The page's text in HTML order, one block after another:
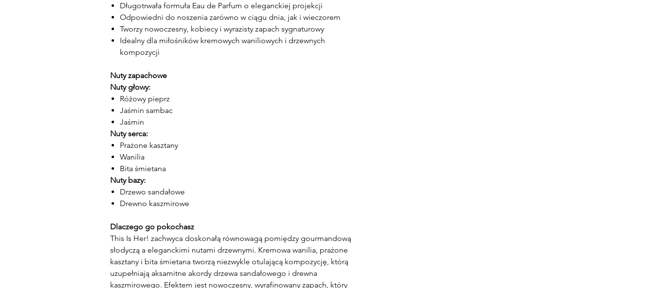
Długotrwała formuła Eau de Parfum o eleganckiej projekcji
Odpowiedni do noszenia zarówno w ciągu dnia, jak i wieczorem
Tworzy nowoczesny, kobiecy i wyrazisty zapach sygnaturowy
Idealny dla miłośników kremowych waniliowych i drzewnych
kompozycji
Nuty zapachowe
Nuty głowy:
Różowy pieprz
Jaśmin sambac
Jaśmin
Nuty serca:
Prażone kasztany
Wanilia
Bita śmietana
Nuty bazy:
Drzewo sandałowe
Drewno kaszmirowe
Dlaczego go pokochasz
This Is Her! zachwyca doskonałą równowagą pomiędzy gourmandową
słodyczą a eleganckimi nutami drzewnymi. Kremowa wanilia, prażone
kasztany i bita śmietana tworzą niezwykle otulającą kompozycję, którą
uzupełniają aksamitne akordy drzewa sandałowego i drewna
kaszmirowego. Efektem jest nowoczesny, wyrafinowany zapach, który